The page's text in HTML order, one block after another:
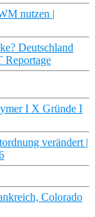
nutzen |
Deutschland
Reportage
I X Gründe I
verändert |
Colorado